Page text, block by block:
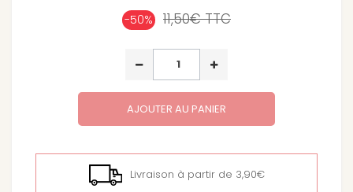
-50% 11,50€TTC
AJOUTER AU PANIER
Livraison à partir de 3,90€